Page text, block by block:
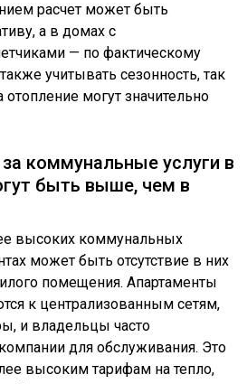
расчет может быть
а в домах с
— по фактическому
учитывать сезонность, так
могут значительно
коммунальные услуги в
быть выше, чем в
высоких коммунальных
может быть отсутствие в них
помещения. Апартаменты
к централизованным сетям,
и владельцы часто
для обслуживания. Это
высоким тарифам на тепло,